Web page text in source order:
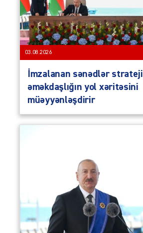
03.08.2026
İmzalanan sənədlər strateji
əməkdaşlığın yol xəritəsini
müəyyənləşdirir